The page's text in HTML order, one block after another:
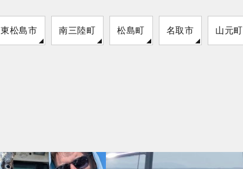
東松島市 南三陸町 松島町 名取市 山元町